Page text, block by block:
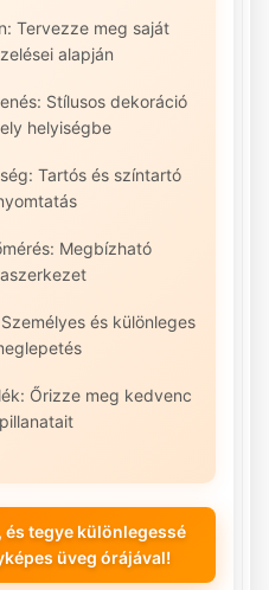
Tervezze meg saját
alapján
Stílusos dekoráció
helyiségbe
Tartós és színtartó
Megbízható
és különleges
Őrizze meg kedvenc
pillanatait
és tegye különlegessé
üveg órájával!